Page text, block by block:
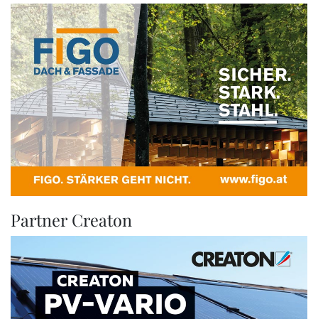
Partner Creaton